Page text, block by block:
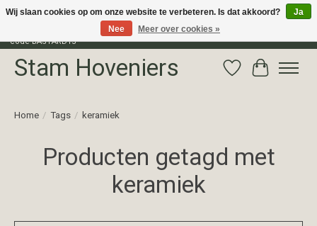
Profiteer van 15% korting op het gehele assortiment van The Bastard met
code BASTARD15
Stam Hoveniers Verlanglijst
Home / Tags / keramiek
Producten getagd met
keramiek
Wij slaan cookies op om onze website te verbeteren. Is dat akkoord?
Ja
Nee
Meer over cookies »